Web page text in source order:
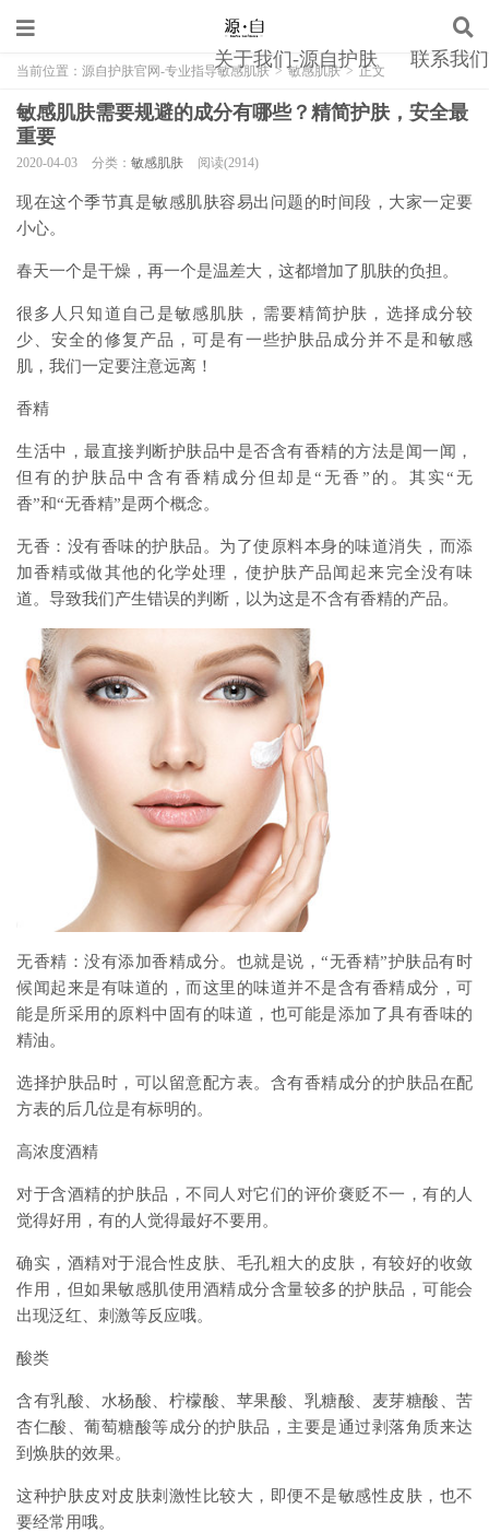
关于我们-源自护肤 联系我们
当前位置： 源自护肤官网-专业指导敏感肌肤 > 敏感肌肤 > 正文
敏感肌肤需要规避的成分有哪些？精简护肤，安全最
重要
2020-04-03 分类： 敏感肌肤 阅读(2914)
现在这个季节真是敏感肌肤容易出问题的时间段，大家一定要
小心。
春天一个是干燥，再一个是温差大，这都增加了肌肤的负担。
很多人只知道自己是敏感肌肤，需要精简护肤，选择成分较
少、安全的修复产品，可是有一些护肤品成分并不是和敏感
肌，我们一定要注意远离！
香精
生活中，最直接判断护肤品中是否含有香精的方法是闻一闻，
但有的护肤品中含有香精成分但却是“无香”的。其实“无
香”和“无香精”是两个概念。
无香：没有香味的护肤品。为了使原料本身的味道消失，而添
加香精或做其他的化学处理，使护肤产品闻起来完全没有味
道。导致我们产生错误的判断，以为这是不含有香精的产品。
无香精：没有添加香精成分。也就是说，“无香精”护肤品有时
候闻起来是有味道的，而这里的味道并不是含有香精成分，可
能是所采用的原料中固有的味道，也可能是添加了具有香味的
精油。
选择护肤品时，可以留意配方表。含有香精成分的护肤品在配
方表的后几位是有标明的。
高浓度酒精
对于含酒精的护肤品，不同人对它们的评价褒贬不一，有的人
觉得好用，有的人觉得最好不要用。
确实，酒精对于混合性皮肤、毛孔粗大的皮肤，有较好的收敛
作用，但如果敏感肌使用酒精成分含量较多的护肤品，可能会
出现泛红、刺激等反应哦。
酸类
含有乳酸、水杨酸、柠檬酸、苹果酸、乳糖酸、麦芽糖酸、苦
杏仁酸、葡萄糖酸等成分的护肤品，主要是通过剥落角质来达
到焕肤的效果。
这种护肤皮对皮肤刺激性比较大，即便不是敏感性皮肤，也不
要经常用哦。